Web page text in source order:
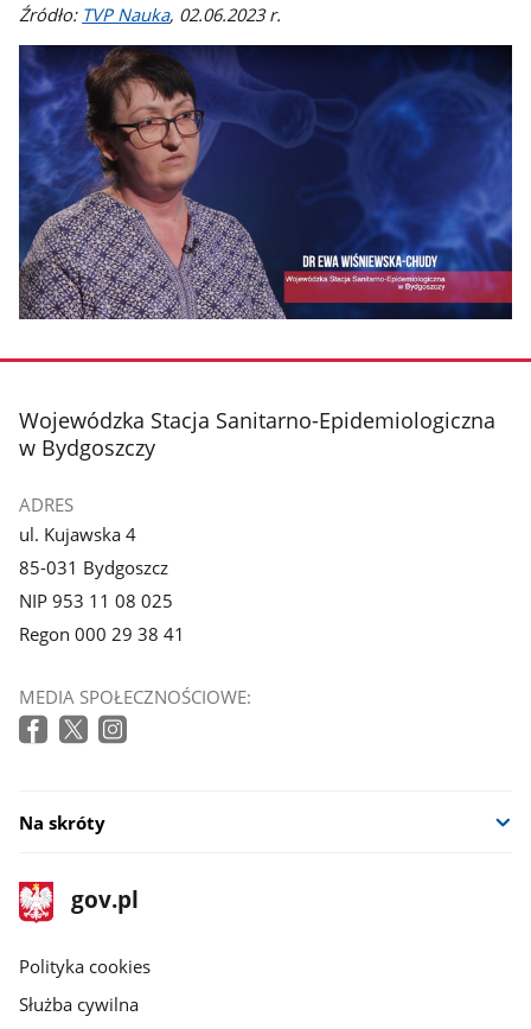
Źródło: TVP Nauka, 02.06.2023 r.
stopka
Wojewódzka Stacja Sanitarno-Epidemiologiczna
w Bydgoszczy
ADRES
ul. Kujawska 4
85-031 Bydgoszcz
NIP 953 11 08 025
Regon 000 29 38 41
MEDIA SPOŁECZNOŚCIOWE:
Na skróty
stopka
gov.pl
Strona
gov.pl
gov.pl
Polityka cookies
Służba cywilna